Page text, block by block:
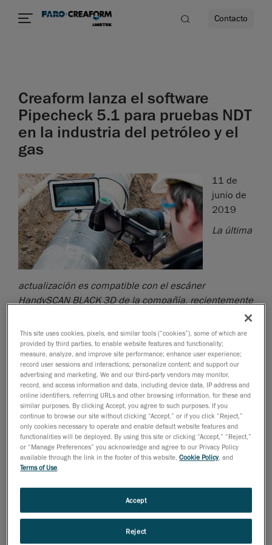
Contacto
Creaform lanza el software
Pipecheck 5.1 para pruebas NDT
en la industria del petróleo y el
gas
11 de
junio de
2019
La última
actualización es compatible con el escáner
HandySCAN BLACK 3D de la compañía, recientemente
Creaform, líder mundial en soluciones de medición 3D
portátiles y servicios de ingeniería, anunció hoy el
lanzamiento de Pipecheck 5.1, una actualización
importante del
software más avanzado de pruebas no destructivas
(END)
del mercado para inspecciones completas de tuberías
de la industria del petróleo y el gas.
Pipecheck 5.1 es compatible con el HandySCAN
BLACK, recientemente lanzado al mercado y parte de
la última generación de
escáneres 3D portátiles HandySCAN 3D
usa junto con el HandySCAN BLACK, Pipecheck 5.1
This site uses cookies, pixels, and similar tools (“cookies”), some of which are
provided by third parties, to enable website features and functionality;
measure, analyze, and improve site performance; enhance user experience;
record user sessions and interactions; personalize content; and support our
advertising and marketing. We and our third-party vendors may monitor,
record, and access information and data, including device data, IP address and
online identifiers, referring URLs and other browsing information, for these and
similar purposes. By clicking Accept, you agree to such purposes. If you
continue to browse our site without clicking “Accept,” or if you click “Reject,”
only cookies necessary to operate and enable default website features and
functionalities will be deployed. By using this site or clicking “Accept,” “Reject,”
or “Manage Preferences” you acknowledge and agree to our Privacy Policy
available through the link in the footer of this website,Cookie Policy, and
Terms of Use.
Reject
Accept